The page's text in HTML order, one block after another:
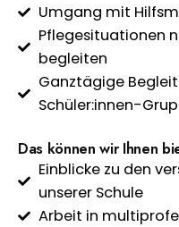
Umgang mit
Pflegesituationen
begleiten
Ganztägige
Schüler:innen-
Das können wir Ihnen
Einblicke zu den
unserer Schule
Arbeit in